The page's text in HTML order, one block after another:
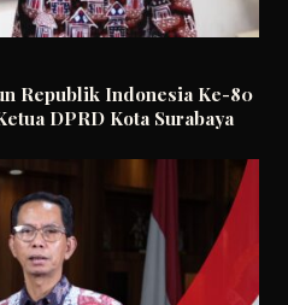
Republik Indonesia Ke-80
DPRD Kota Surabaya